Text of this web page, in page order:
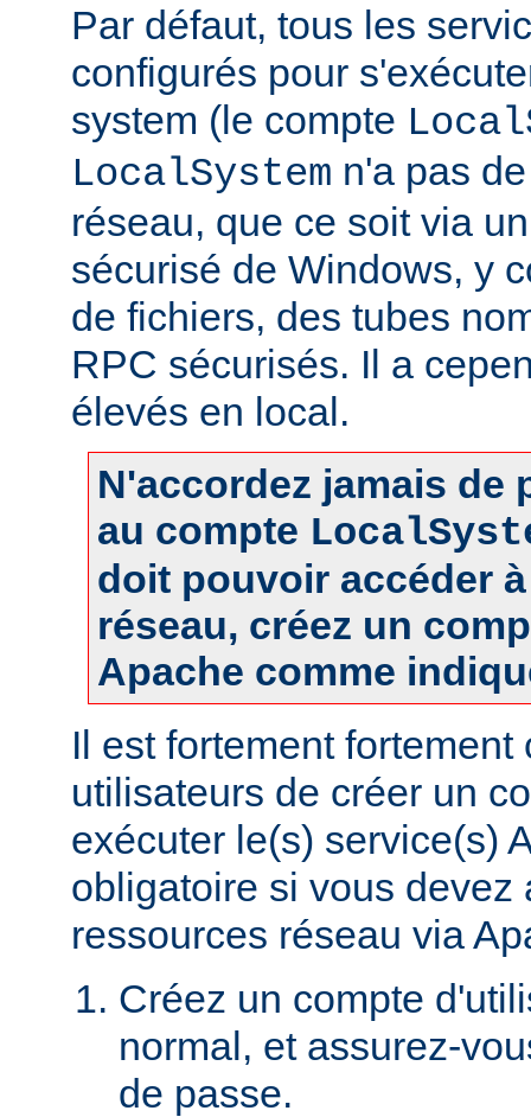
Par défaut, tous les
configurés pour
system (le compte
LocalSystem n'a pas
réseau, que ce soit via
sécurisé de Windows, y
de fichiers, des tubes
RPC sécurisés. Il a
élevés en local.
N'accordez jamais de
au compte
doit pouvoir accéder
réseau, créez un
Apache comme
Il est fortement
utilisateurs de créer un
exécuter le(s) service(s)
obligatoire si vous devez
ressources réseau via
Créez un compte
normal, et assurez-
de passe.